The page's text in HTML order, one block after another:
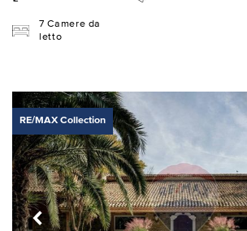
7 Camere da
letto
RE/MAX Collection